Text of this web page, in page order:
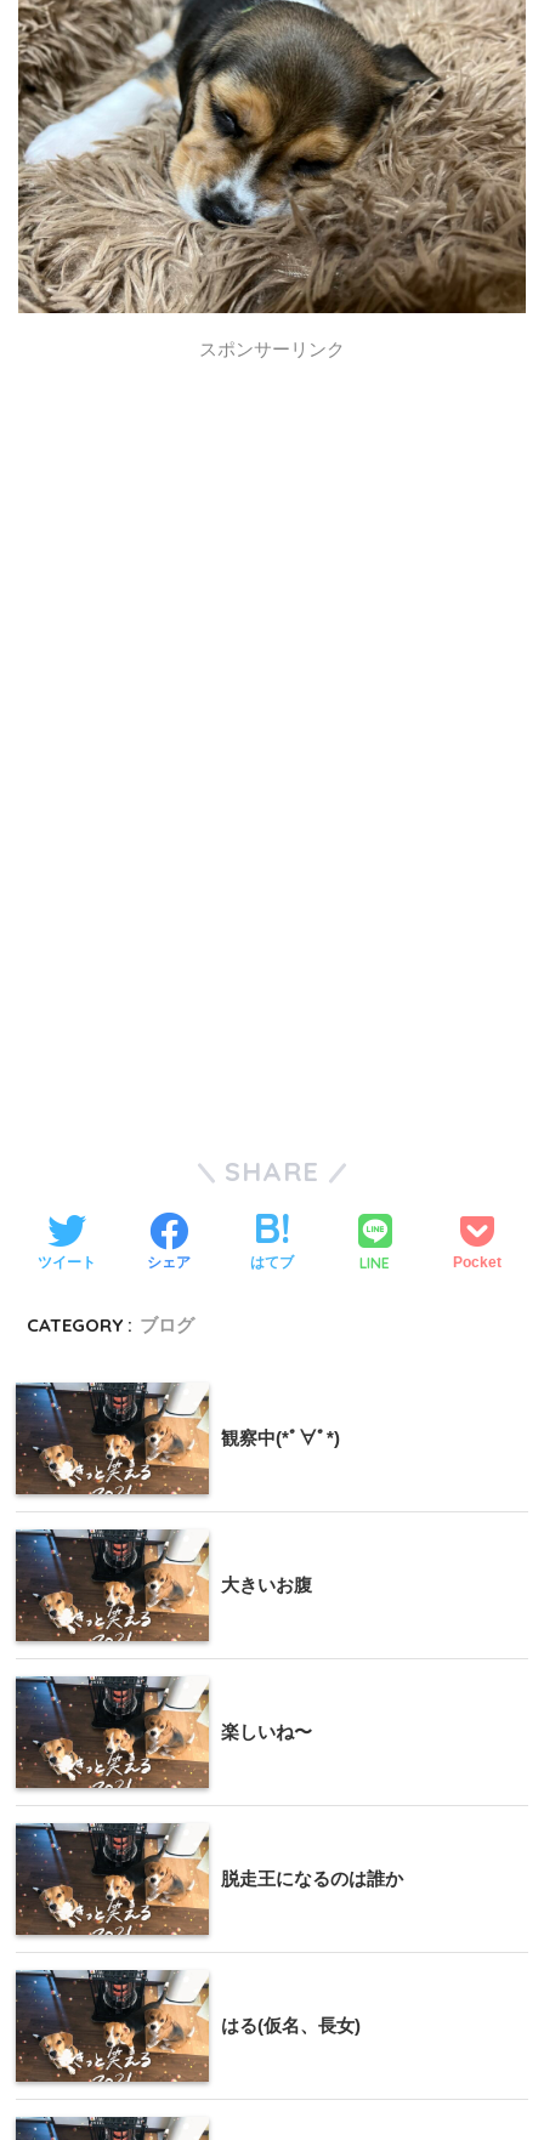
スポンサーリンク
SHARE
ツイート シェア はてブ LINE Pocket
CATEGORY : ブログ
観察中(*ﾟ∀ﾟ*)
大きいお腹
楽しいね〜
脱走王になるのは誰か
はる(仮名、長女)